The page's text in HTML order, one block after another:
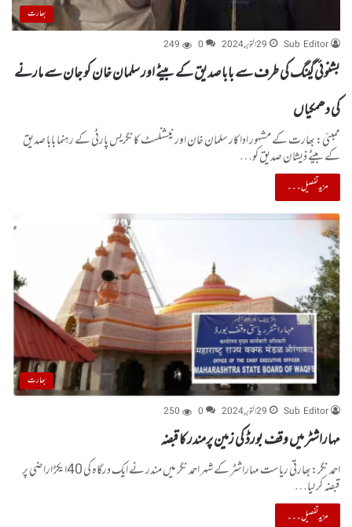
بھارت
Sub Editor
29 اکتوبر, 2024 0
249
بشنوئی گینگ کی طرف سے بابا صدیق کے بیٹے اور سلمان خان کو جان سے مارنے
کی دھمکیاں
ممبئی: بھارت کے مشہور اداکار سلمان خان اور نیشنلسٹ کانگریس پارٹی کے رہنما بابا صدیق
کے بیٹے ذیشان صدیق کو…
مزید تفصیل۔۔۔
بھارت
Sub Editor
29 اکتوبر, 2024 0
250
مہاراشٹر میں وقف بورڈ کی زمین پرمندر کا قبضہ
احمد نگر:بھارتی ریاست مہاراشٹر کے شہر احمد نگر میں مندر نے ایک درگاہ کی 40ایکڑ اراضی پر
قبضہ کر لیا…
مزید تفصیل۔۔۔